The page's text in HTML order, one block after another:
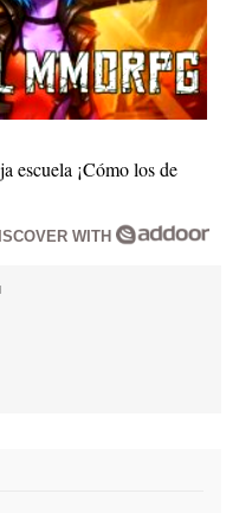
escuela ¡Cómo los de
WITH